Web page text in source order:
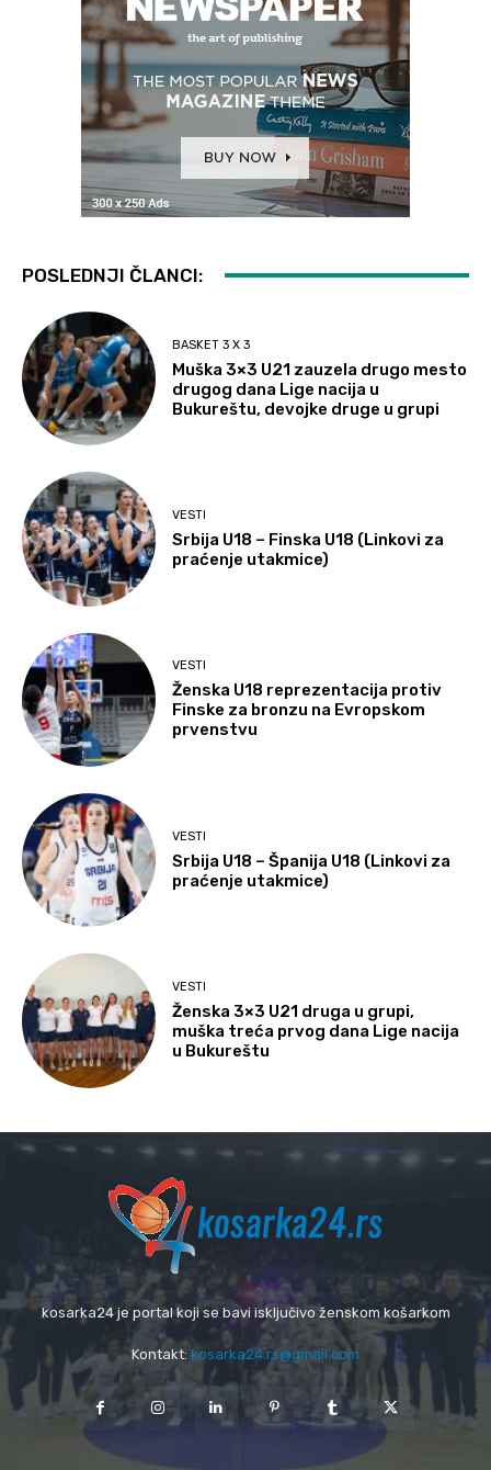
POSLEDNJI ČLANCI:
BASKET 3 X 3
Muška 3×3 U21 zauzela drugo mesto
drugog dana Lige nacija u
Bukureštu, devojke druge u grupi
VESTI
Srbija U18 – Finska U18 (Linkovi za
praćenje utakmice)
VESTI
Ženska U18 reprezentacija protiv
Finske za bronzu na Evropskom
prvenstvu
VESTI
Srbija U18 – Španija U18 (Linkovi za
praćenje utakmice)
VESTI
Ženska 3×3 U21 druga u grupi,
muška treća prvog dana Lige nacija
u Bukureštu
kosarka24 je portal koji se bavi isključivo ženskom košarkom
Kontakt: kosarka24.rs@gmail.com